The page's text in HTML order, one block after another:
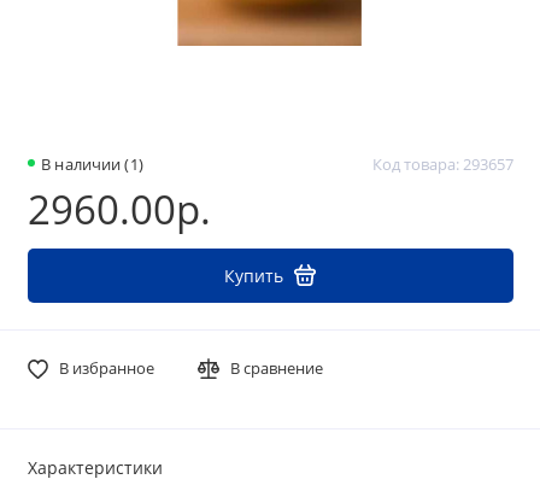
В наличии (1) Код товара: 293657
2960.00р.
Купить
В избранное В сравнение
Характеристики